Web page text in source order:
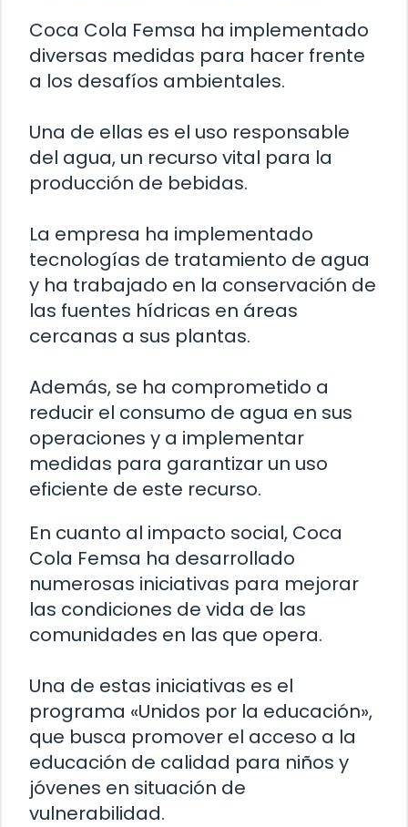
Coca Cola Femsa ha implementado
diversas medidas para hacer frente
a los desafíos ambientales.
Una de ellas es el uso responsable
del agua, un recurso vital para la
producción de bebidas.
La empresa ha implementado
tecnologías de tratamiento de agua
y ha trabajado en la conservación de
las fuentes hídricas en áreas
cercanas a sus plantas.
Además, se ha comprometido a
reducir el consumo de agua en sus
operaciones y a implementar
medidas para garantizar un uso
eficiente de este recurso.
En cuanto al impacto social, Coca
Cola Femsa ha desarrollado
numerosas iniciativas para mejorar
las condiciones de vida de las
comunidades en las que opera.
Una de estas iniciativas es el
programa «Unidos por la educación»,
que busca promover el acceso a la
educación de calidad para niños y
jóvenes en situación de
vulnerabilidad.